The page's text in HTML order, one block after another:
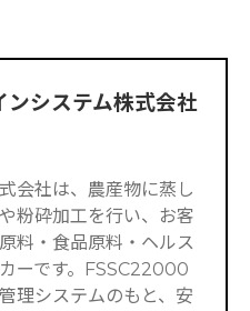
システム株式会社
会社は、農産物に蒸し
粉砕加工を行い、お客
料・食品原料・ヘルス
ーです。FSSC22000
理システムのもと、安